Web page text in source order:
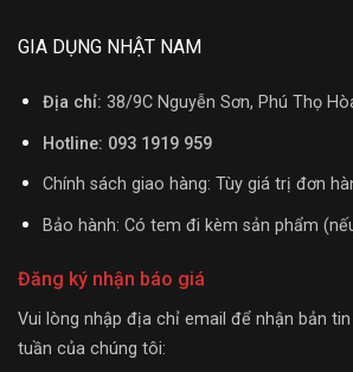
GIA DỤNG NHẬT NAM
Địa chỉ: 38/9C Nguyễn Sơn, Phú Thọ
Hotline: 093 1919 959
Chính sách giao hàng: Tùy giá trị đơn
Bảo hành: Có tem đi kèm sản phẩm
Đăng ký nhận báo giá
Vui lòng nhập địa chỉ email để nhận bản
tuần của chúng tôi: